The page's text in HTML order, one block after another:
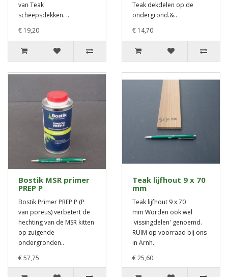
van Teak
scheepsdekken. ..
€ 19,20
Teak dekdelen op de
ondergrond.&..
€ 14,70
Bostik MSR primer
PREP P
Bostik Primer PREP P (P
van poreus) verbetert de
hechting van de MSR kitten
op zuigende
ondergronden..
€ 57,75
Teak lijfhout 9 x 70
mm
Teak lijfhout 9 x 70
mm Worden ook wel
'vissingdelen' genoemd.
RUIM op voorraad bij ons
in Arnh..
€ 25,60